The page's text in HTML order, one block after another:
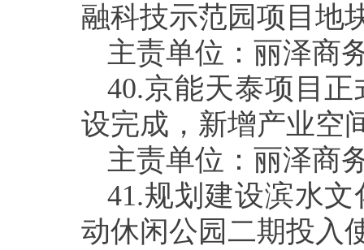
融科技示范园项目地
主责单位：丽泽商
40.京能天泰项目
设完成，新增产业空
主责单位：丽泽商
41.规划建设滨水
动休闲公园二期投入